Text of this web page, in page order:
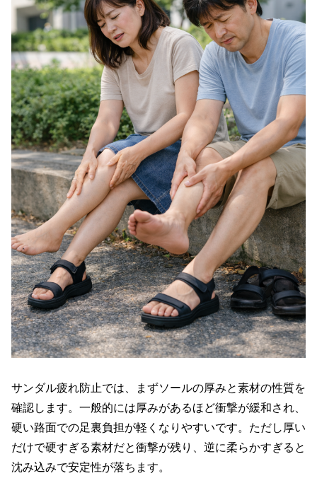
サンダル疲れ防止では、まずソールの厚みと素材の性質を
確認します。一般的には厚みがあるほど衝撃が緩和され、
硬い路面での足裏負担が軽くなりやすいです。ただし厚い
だけで硬すぎる素材だと衝撃が残り、逆に柔らかすぎると
沈み込みで安定性が落ちます。